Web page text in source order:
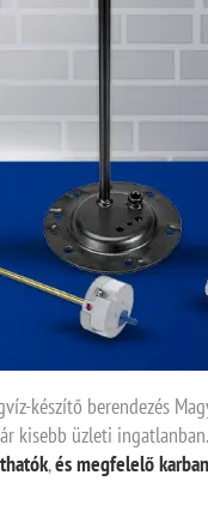
készítő berendezés
kisebb üzleti
,és megfelelő